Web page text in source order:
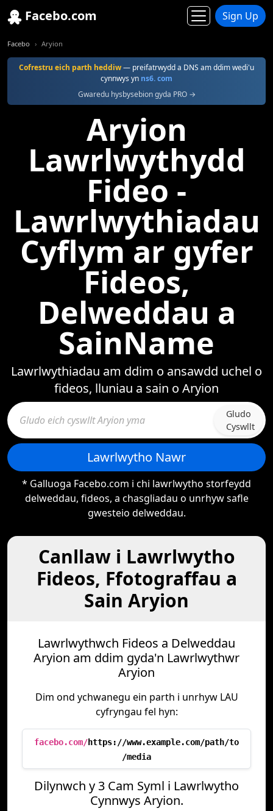
Facebo.com Sign Up
Facebo Aryion
Cofrestru eich parth heddiw— preifatrwydd a DNS am ddim wedi'u
cynnwys yn ns6. com
Gwaredu hysbysebion gyda PRO →
Aryion
Lawrlwythydd
Fideo -
Lawrlwythiadau
Cyflym ar gyfer
Fideos,
Delweddau a
SainName
Lawrlwythiadau am ddim o ansawdd uchel o
fideos, lluniau a sain o Aryion
Gludo
Cyswllt
Lawrlwytho Nawr
* Galluoga Facebo.com i chi lawrlwytho storfeydd
delweddau, fideos, a chasgliadau o unrhyw safle
gwesteio delweddau.
Canllaw i Lawrlwytho
Fideos, Ffotograffau a
Sain Aryion
Lawrlwythwch Fideos a Delweddau
Aryion am ddim gyda'n Lawrlwythwr
Aryion
Dim ond ychwanegu ein parth i unrhyw LAU
cyfryngau fel hyn:
facebo.com/https://www.example.com/path/to
/media
Dilynwch y 3 Cam Syml i Lawrlwytho
Cynnwys Aryion.